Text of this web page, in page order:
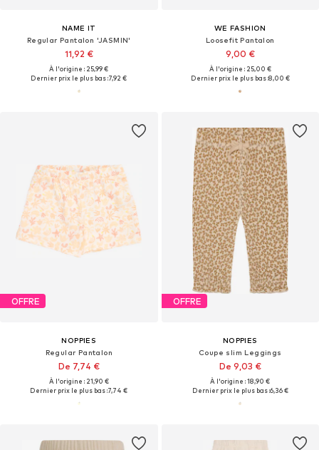
NAME IT
Regular Pantalon 'JASMIN'
11,92 €
À l'origine : 25,99 €
Dernier prix le plus bas :7,92 €
WE FASHION
Loosefit Pantalon
9,00 €
À l'origine : 25,00 €
Dernier prix le plus bas :8,00 €
OFFRE
NOPPIES
Regular Pantalon
De 7,74 €
À l'origine : 21,90 €
Dernier prix le plus bas :7,74 €
OFFRE
NOPPIES
Coupe slim Leggings
De 9,03 €
À l'origine : 18,90 €
Dernier prix le plus bas :6,36 €